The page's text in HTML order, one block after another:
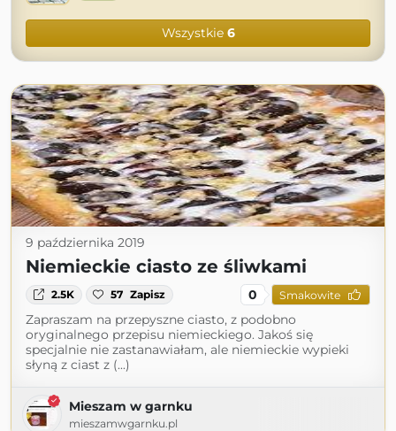
Wszystkie 6
9 października 2019
Niemieckie ciasto ze śliwkami
2.5K 57 Zapisz 0 Smakowite
Zapraszam na przepyszne ciasto, z podobno
oryginalnego przepisu niemieckiego. Jakoś się
specjalnie nie zastanawiałam, ale niemieckie wypieki
słyną z ciast z (...)
Mieszam w garnku
mieszamwgarnku.pl